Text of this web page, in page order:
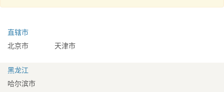
直辖市
北京市 天津市
黑龙江
哈尔滨市